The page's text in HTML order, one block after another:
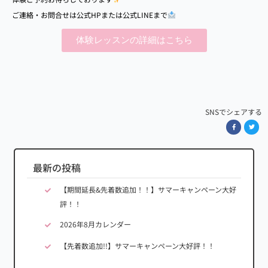
ご連絡・お問合せは公式HPまたは公式LINEまで
体験レッスンの詳細はこちら
SNSでシェアする
最新の投稿
【期間延長&先着数追加！！】サマーキャンペーン大好
評！！
2026年8月カレンダー
【先着数追加!!】サマーキャンペーン大好評！！